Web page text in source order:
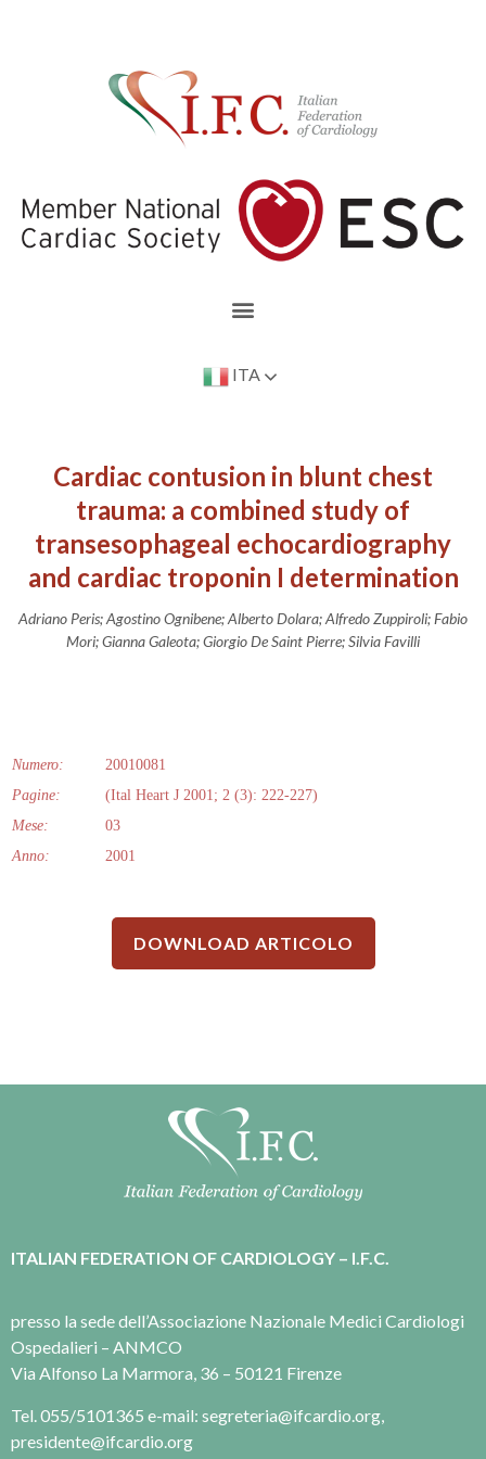
ITA
Cardiac contusion in blunt chest
trauma: a combined study of
transesophageal echocardiography
and cardiac troponin I determination
Adriano Peris; Agostino Ognibene; Alberto Dolara; Alfredo Zuppiroli; Fabio
Mori; Gianna Galeota; Giorgio De Saint Pierre; Silvia Favilli
Numero:
20010081
Pagine:
(Ital Heart J 2001; 2 (3): 222-227)
Mese:
03
Anno:
2001
DOWNLOAD ARTICOLO
ITALIAN FEDERATION OF CARDIOLOGY – I.F.C.
presso la sede dell’Associazione Nazionale Medici Cardiologi
Ospedalieri – ANMCO
Via Alfonso La Marmora, 36 – 50121 Firenze
Tel. 055/5101365 e-mail: segreteria@ifcardio.org,
presidente@ifcardio.org